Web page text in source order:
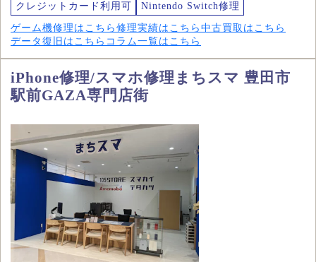
クレジットカード利用可
Nintendo Switch修理
ゲーム機修理はこちら 修理実績はこちら 中古買取はこちら
データ復旧はこちら コラム一覧はこちら
iPhone修理/スマホ修理まちスマ 豊田市
駅前GAZA専門店街